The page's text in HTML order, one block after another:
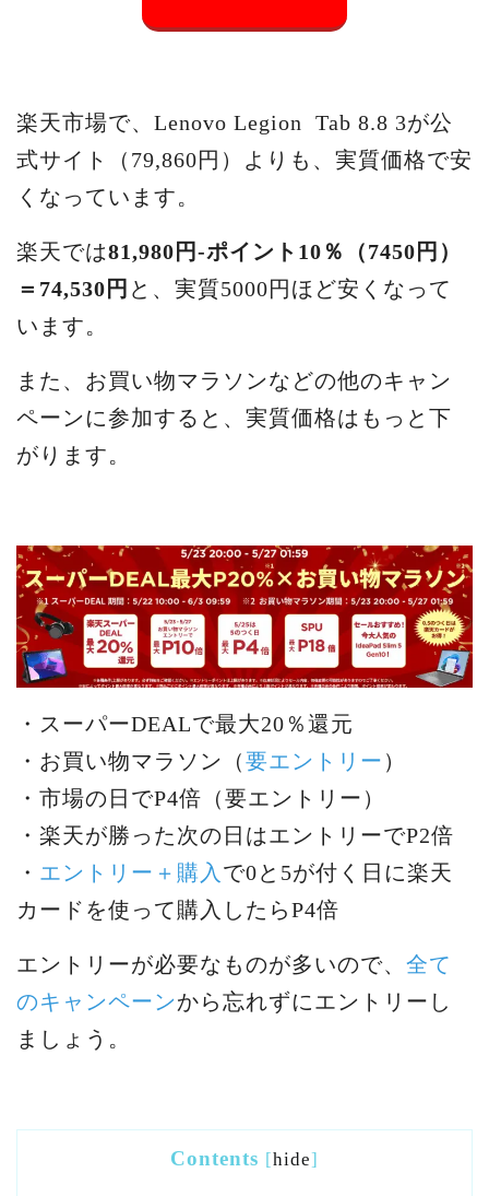
楽天市場で、Lenovo Legion Tab 8.8 3が公
式サイト（79,860円）よりも、実質価格で安
くなっています。
楽天では81,980円-ポイント10％（7450円）
＝74,530円 と、実質5000円ほど安くなって
います。
また、お買い物マラソンなどの他のキャン
ペーンに参加すると、実質価格はもっと下
がります。
・スーパーDEALで最大20％還元
・お買い物マラソン（要エントリー ）
・市場の日でP4倍（要エントリー）
・楽天が勝った次の日はエントリーでP2倍
・ エントリー＋購入 で0と5が付く日に楽天
カードを使って購入したらP4倍
エントリーが必要なものが多いので、 全て
のキャンペーンから忘れずにエントリーし
ましょう。
Contents [hide]